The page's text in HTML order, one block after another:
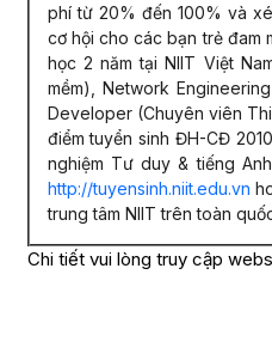
phí từ 20% đến 100% và
cơ hội cho các bạn trẻ đam
học 2 năm tại NIIT Việt
mềm), Network
Developer (Chuyên viên
điểm tuyển sinh ĐH-CĐ
nghiệm Tư duy & tiếng
http://tuyensinh.niit.edu.vn
trung tâm NIIT trên toàn
Chi tiết vui lòng truy cập